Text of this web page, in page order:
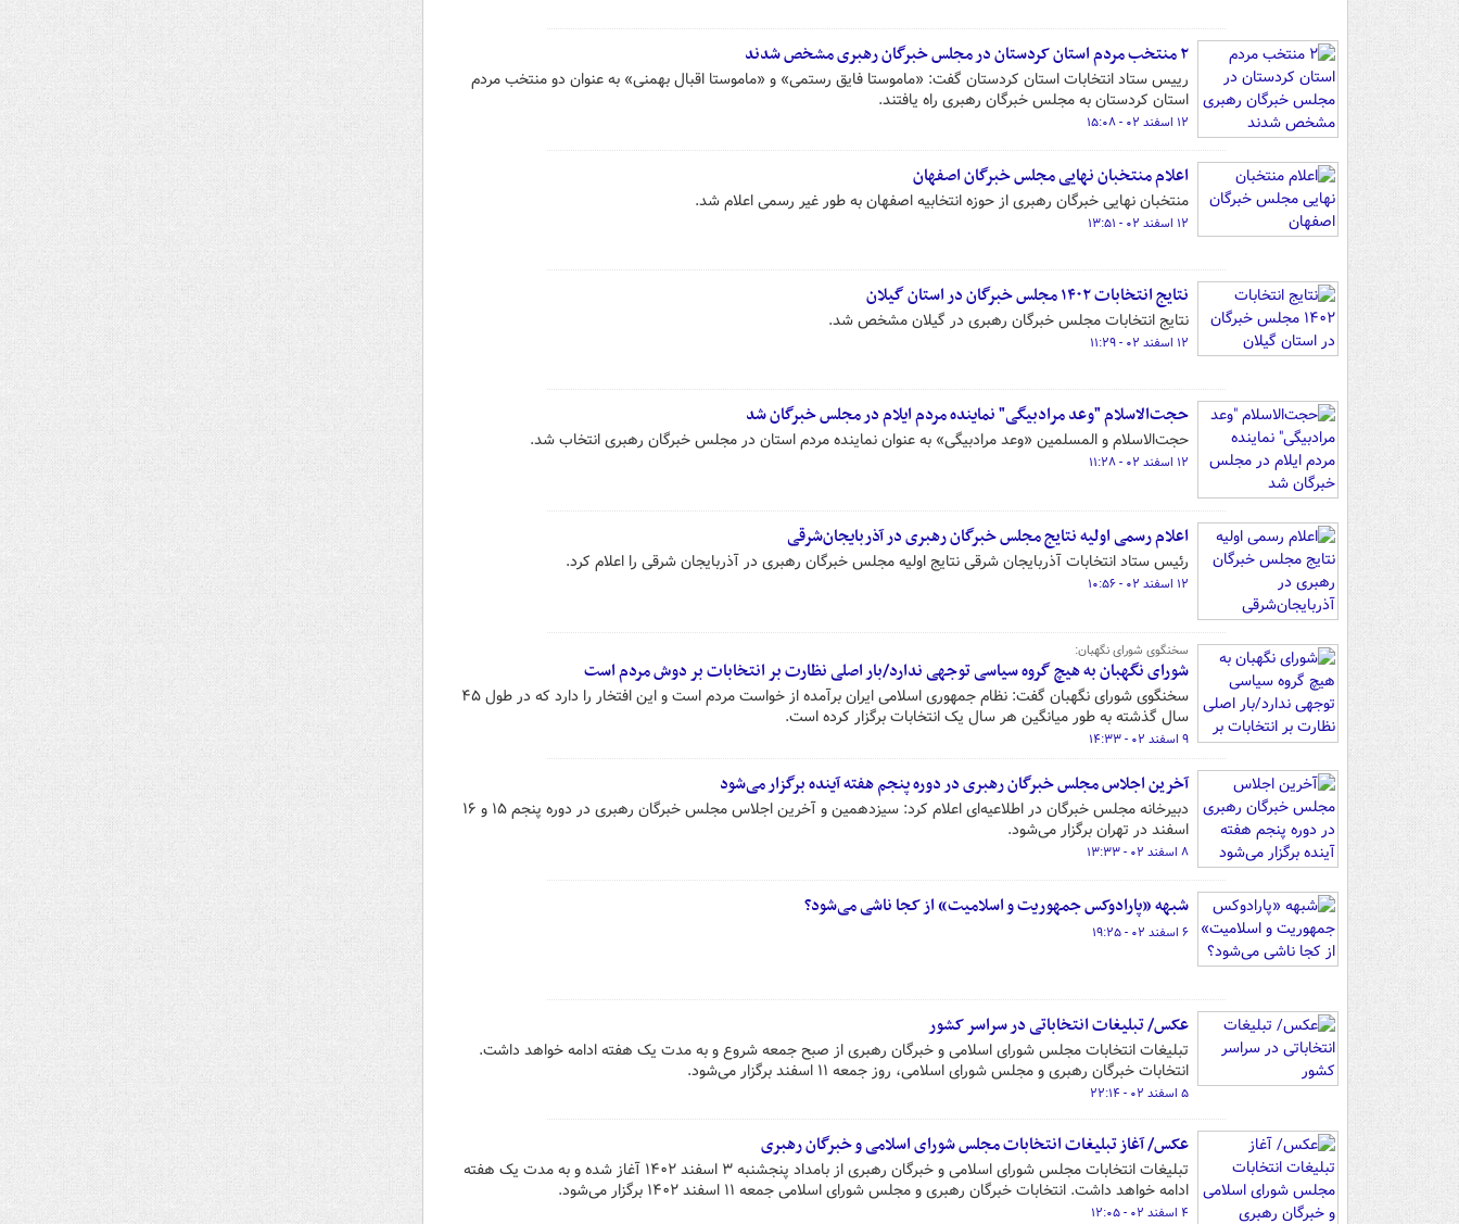
۲ منتخب مردم استان کردستان در مجلس خبرگان رهبری مشخص شدند
رییس ستاد انتخابات استان کردستان گفت: «ماموستا فایق رستمی» و «ماموستا اقبال بهمنی» به عنوان دو منتخب مردم
استان کردستان به مجلس خبرگان رهبری راه یافتند.
۱۲ اسفند ۰۲ - ۱۵:۰۸
اعلام منتخبان نهایی مجلس خبرگان اصفهان
منتخبان نهایی خبرگان رهبری از حوزه انتخابیه اصفهان به طور غیر رسمی اعلام شد.
۱۲ اسفند ۰۲ - ۱۳:۵۱
نتایج انتخابات ۱۴۰۲ مجلس خبرگان در استان گیلان
نتایج انتخابات مجلس خبرگان رهبری در گیلان مشخص شد.
۱۲ اسفند ۰۲ - ۱۱:۲۹
حجت‌الاسلام "وعد مرادبیگی" نماینده مردم ایلام در مجلس خبرگان شد
حجت‌الاسلام و المسلمین «وعد مرادبیگی» به عنوان نماینده مردم استان در مجلس خبرگان رهبری انتخاب شد.
۱۲ اسفند ۰۲ - ۱۱:۲۸
اعلام رسمی اولیه نتایج مجلس خبرگان رهبری در آذربایجان‌شرقی
رئیس ستاد انتخابات آذربایجان‌ شرقی نتایج اولیه مجلس خبرگان رهبری در آذربایجان شرقی را اعلام کرد.
۱۲ اسفند ۰۲ - ۱۰:۵۶
سخنگوی شورای نگهبان:
شورای نگهبان به هیچ گروه سیاسی توجهی ندارد/بار اصلی نظارت بر انتخابات بر دوش مردم است
سخنگوی شورای نگهبان گفت: نظام جمهوری اسلامی ایران برآمده از خواست مردم است و این افتخار را دارد که در طول ۴۵
سال گذشته به طور میانگین هر سال یک انتخابات برگزار کرده است.
۹ اسفند ۰۲ - ۱۴:۳۳
آخرین اجلاس مجلس خبرگان رهبری در دوره پنجم هفته آینده برگزار می‌شود
دبیرخانه مجلس خبرگان در اطلاعیه‌ای اعلام کرد: سیزدهمین و آخرین اجلاس مجلس خبرگان رهبری در دوره پنجم ۱۵ و ۱۶
اسفند در تهران برگزار می‌شود.
۸ اسفند ۰۲ - ۱۳:۳۳
شبهه‌ «پارادوکس جمهوریت و اسلامیت»‌ از کجا ناشی می‌شود؟
۶ اسفند ۰۲ - ۱۹:۲۵
عکس/ تبلیغات انتخاباتی در سراسر کشور
تبلیغات انتخابات مجلس شورای اسلامی و خبرگان رهبری از صبح جمعه شروع و به مدت یک هفته ادامه خواهد داشت.
انتخابات خبرگان رهبری و مجلس شورای اسلامی، روز جمعه ۱۱ اسفند برگزار می‌شود.
۵ اسفند ۰۲ - ۲۲:۱۴
عکس/ آغاز تبلیغات انتخابات مجلس شورای اسلامی و خبرگان رهبری
تبلیغات انتخابات مجلس شورای اسلامی و خبرگان رهبری از بامداد پنجشنبه ۳ اسفند ۱۴۰۲ آغاز شده و به مدت یک هفته
ادامه خواهد داشت. انتخابات خبرگان رهبری و مجلس شورای اسلامی جمعه ۱۱ اسفند ۱۴۰۲ برگزار می‌شود.
۴ اسفند ۰۲ - ۱۲:۰۵